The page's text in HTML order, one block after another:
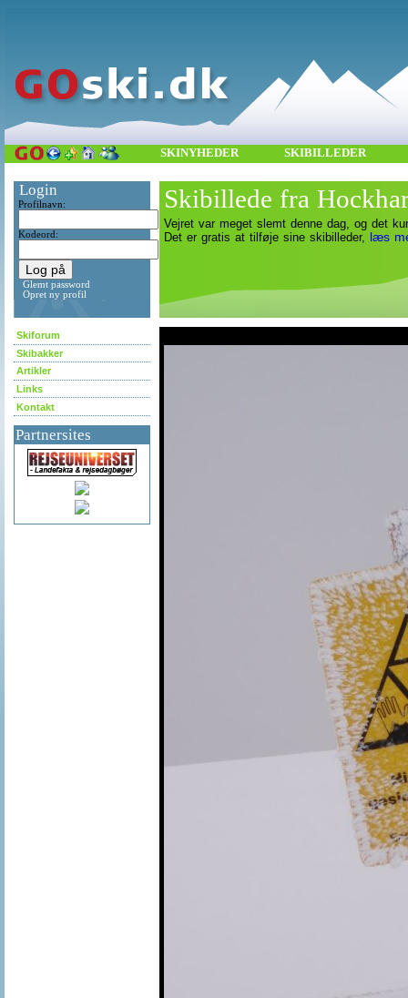
SKINYHEDER SKIBILLEDER
Login
Profilnavn:
Kodeord:
Glemt password
Opret ny profil
Skiforum
Skibakker
Artikler
Links
Kontakt
Partnersites
Skibillede fra
Vejret var meget slemt denne dag, og det
Det er gratis at tilføje sine skibilleder, læs